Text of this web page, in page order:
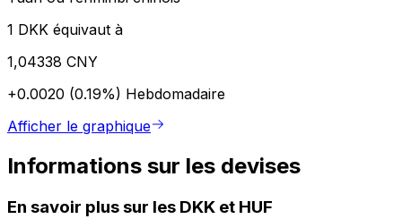
1 DKK équivaut à
1,04338 CNY
+0.0020 (0.19%) Hebdomadaire
Afficher le graphique
Informations sur les devises
En savoir plus sur les DKK et HUF